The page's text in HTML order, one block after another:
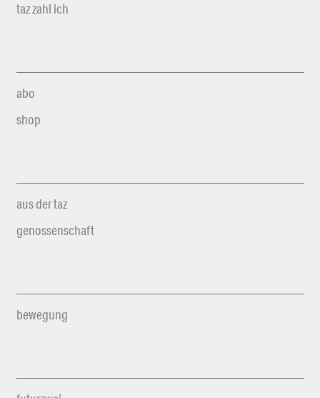
taz zahl ich
abo
shop
aus der taz
genossenschaft
bewegung